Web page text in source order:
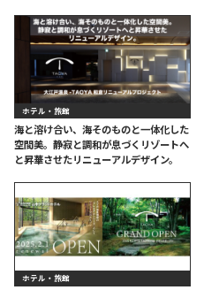
ホテル・旅館
海と溶け合い、海そのものと一体化した
空間美。静寂と調和が息づくリゾートへ
と昇華させたリニューアルデザイン。
ホテル・旅館